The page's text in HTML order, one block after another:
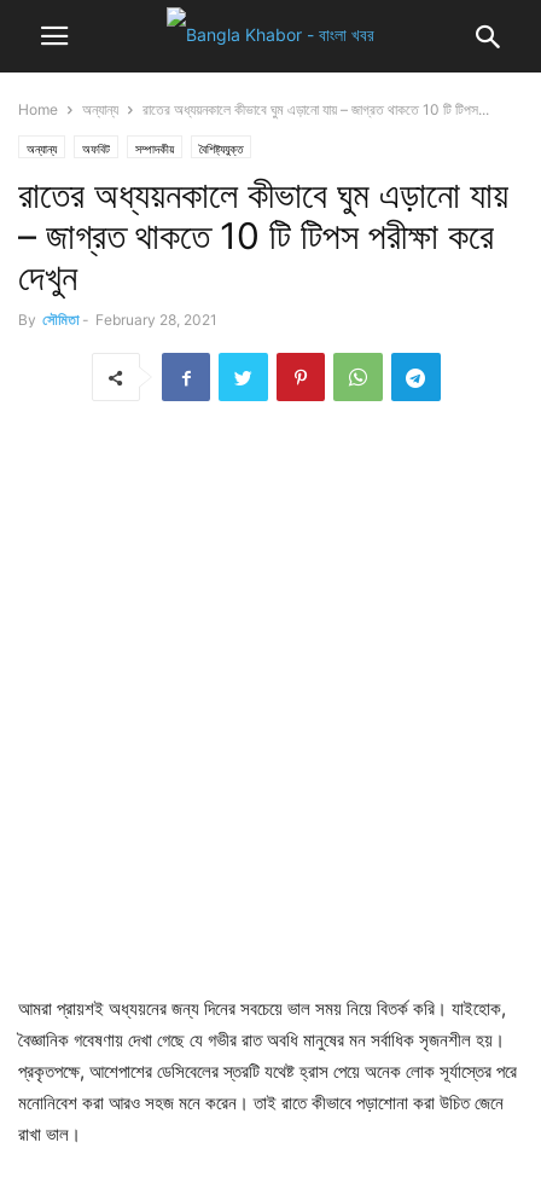
Home অন্যান্য রাতের অধ্যয়নকালে কীভাবে ঘুম এড়ানো যায় – জাগ্রত থাকতে 10 টি টিপস...
অন্যান্য অফবিট সম্পাদকীয় বৈশিষ্ট্যযুক্ত
রাতের অধ্যয়নকালে কীভাবে ঘুম এড়ানো যায়
– জাগ্রত থাকতে 10 টি টিপস পরীক্ষা করে
দেখুন
By সৌমিতা - February 28, 2021
আমরা প্রায়শই অধ্যয়নের জন্য দিনের সবচেয়ে ভাল সময় নিয়ে বিতর্ক করি। যাইহোক,
বৈজ্ঞানিক গবেষণায় দেখা গেছে যে গভীর রাত অবধি মানুষের মন সর্বাধিক সৃজনশীল হয়।
প্রকৃতপক্ষে, আশেপাশের ডেসিবেলের স্তরটি যথেষ্ট হ্রাস পেয়ে অনেক লোক সূর্যাস্তের পরে
মনোনিবেশ করা আরও সহজ মনে করেন। তাই রাতে কীভাবে পড়াশোনা করা উচিত জেনে
রাখা ভাল।